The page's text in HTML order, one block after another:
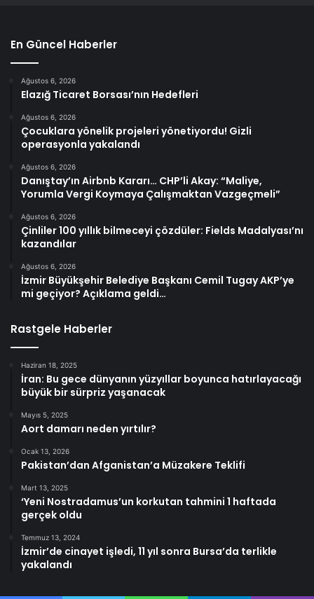
En Güncel Haberler
Ağustos 6, 2026
Elazığ Ticaret Borsası’nın Hedefleri
Ağustos 6, 2026
Çocuklara yönelik projeleri yönetiyordu! Gizli
operasyonla yakalandı
Ağustos 6, 2026
Danıştay’ın Airbnb Kararı… CHP’li Akay: “Maliye,
Yorumla Vergi Koymaya Çalışmaktan Vazgeçmeli”
Ağustos 6, 2026
Çinliler 100 yıllık bilmeceyi çözdüler: Fields Madalyası’nı
kazandılar
Ağustos 6, 2026
İzmir Büyükşehir Belediye Başkanı Cemil Tugay AKP’ye
mi geçiyor? Açıklama geldi…
Rastgele Haberler
Haziran 18, 2025
İran: Bu gece dünyanın yüzyıllar boyunca hatırlayacağı
büyük bir sürpriz yaşanacak
Mayıs 5, 2025
Aort damarı neden yırtılır?
Ocak 13, 2026
Pakistan’dan Afganistan’a Müzakere Teklifi
Mart 13, 2025
‘Yeni Nostradamus’un korkutan tahmini 1 haftada
gerçek oldu
Temmuz 13, 2024
İzmir’de cinayet işledi, 11 yıl sonra Bursa’da terlikle
yakalandı